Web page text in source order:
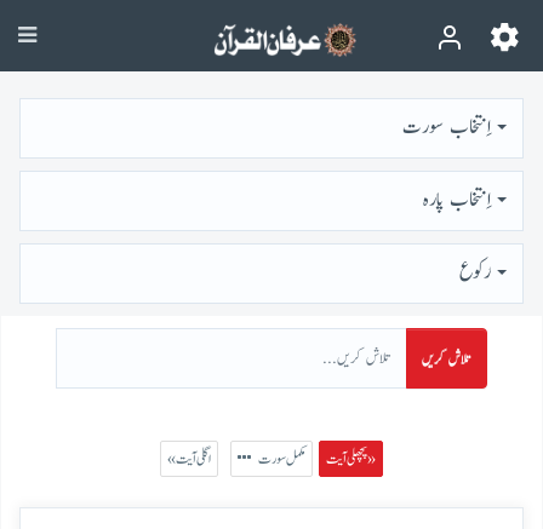
اِنتخاب سورت
اِنتخاب پارہ
رُكوع
تلاش کریں
پچھلی آیت » مکمل سورت « اگلی آیت